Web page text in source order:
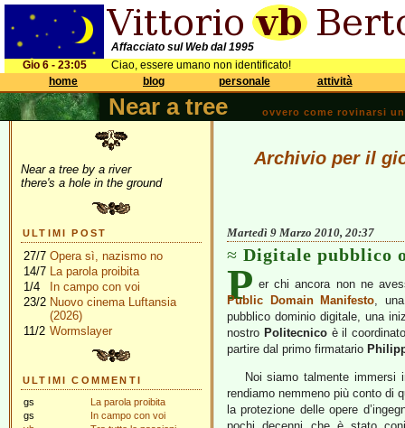
Affacciato sul Web dal 1995
Gio 6 - 23:05
Ciao, essere umano non identificato!
home
blog personale attività
Near a tree ovvero come rovinarsi
Near a tree by a river
there's a hole in the ground
ULTIMI POST
27/7 Opera sì, nazismo no
14/7 La parola proibita
1/4
In campo con voi
23/2 Nuovo cinema Luftansia
(2026)
11/2 Wormslayer
ULTIMI COMMENTI
gs
La parola proibita
gs
In campo con voi
Archivio per il
Martedì 9 Marzo 2010, 20:37
Digitale pubblico
P er chi ancora non ne
Public Domain Manifesto,
pubblico dominio digitale, una
nostro Politecnicoè il
partire dal primo firmatario
Noi siamo talmente
rendiamo nemmeno più conto di
la protezione delle opere